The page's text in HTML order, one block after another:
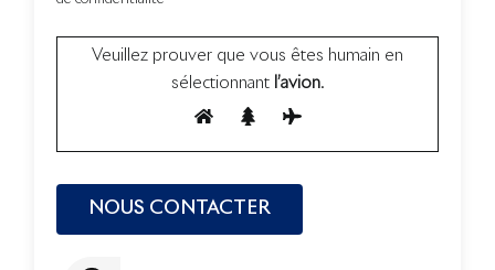
Veuillez prouver que vous êtes humain en
sélectionnantl’avion.